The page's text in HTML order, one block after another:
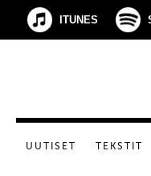
ITUNES
UUTISET TEKSTIT